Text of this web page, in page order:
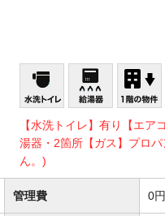
【水洗トイレ】有り【エ
湯器・2箇所【ガス】プロ
ん。)
管理費 0円